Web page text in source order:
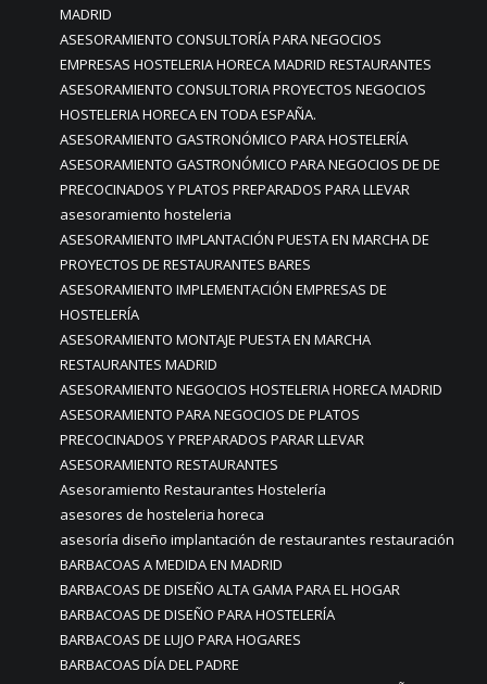
MADRID
ASESORAMIENTO CONSULTORÍA PARA NEGOCIOS
EMPRESAS HOSTELERIA HORECA MADRID RESTAURANTES
ASESORAMIENTO CONSULTORIA PROYECTOS NEGOCIOS
HOSTELERIA HORECA EN TODA ESPAÑA.
ASESORAMIENTO GASTRONÓMICO PARA HOSTELERÍA
ASESORAMIENTO GASTRONÓMICO PARA NEGOCIOS DE DE
PRECOCINADOS Y PLATOS PREPARADOS PARA LLEVAR
asesoramiento hosteleria
ASESORAMIENTO IMPLANTACIÓN PUESTA EN MARCHA DE
PROYECTOS DE RESTAURANTES BARES
ASESORAMIENTO IMPLEMENTACIÓN EMPRESAS DE
HOSTELERÍA
ASESORAMIENTO MONTAJE PUESTA EN MARCHA
RESTAURANTES MADRID
ASESORAMIENTO NEGOCIOS HOSTELERIA HORECA MADRID
ASESORAMIENTO PARA NEGOCIOS DE PLATOS
PRECOCINADOS Y PREPARADOS PARAR LLEVAR
ASESORAMIENTO RESTAURANTES
Asesoramiento Restaurantes Hostelería
asesores de hosteleria horeca
asesoría diseño implantación de restaurantes restauración
BARBACOAS A MEDIDA EN MADRID
BARBACOAS DE DISEÑO ALTA GAMA PARA EL HOGAR
BARBACOAS DE DISEÑO PARA HOSTELERÍA
BARBACOAS DE LUJO PARA HOGARES
BARBACOAS DÍA DEL PADRE